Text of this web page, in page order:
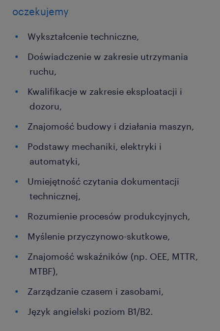
oczekujemy
Wykształcenie techniczne,
Doświadczenie w zakresie utrzymania
ruchu,
Kwalifikacje w zakresie eksploatacji i
dozoru,
Znajomość budowy i działania maszyn,
Podstawy mechaniki, elektryki i
automatyki,
Umiejętność czytania dokumentacji
technicznej,
Rozumienie procesów produkcyjnych,
Myślenie przyczynowo-skutkowe,
Znajomość wskaźników (np. OEE, MTTR,
MTBF),
Zarządzanie czasem i zasobami,
Język angielski poziom B1/B2.